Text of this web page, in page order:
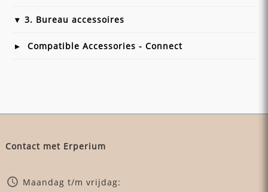
3. Bureau accessoires
Compatible Accessories - Connect
Contact met Erperium
Maandag t/m vrijdag: